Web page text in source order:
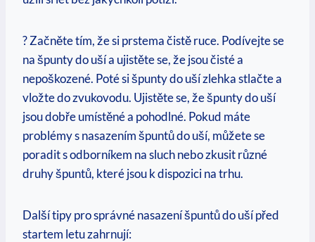
? Začněte tím, že si prstema čistě ruce. Podívejte se
na špunty do uší a ujistěte se, že jsou čisté a
nepoškozené. Poté si špunty do uší zlehka stlačte a
vložte do zvukovodu. Ujistěte se, že špunty do uší
jsou dobře umístěné a pohodlné. Pokud máte
problémy s nasazením špuntů do uší, můžete se
poradit s odborníkem na sluch nebo zkusit různé
druhy špuntů, které jsou k dispozici na trhu.
Další tipy pro správné nasazení špuntů do uší před
startem letu zahrnují: